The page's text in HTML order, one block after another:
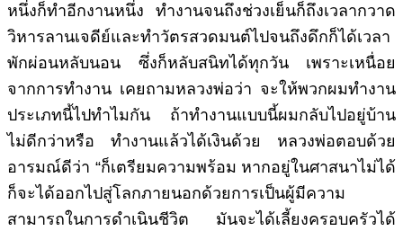
หนึ่งก็ทำอีกงานหนึ่ง ทำงานจนถึงช่วงเย็นก็ถึงเวลากวาด
วิหารลานเจดีย์และทำวัตรสวดมนต์ไปจนถึงดึกก็ได้เวลา
พักผ่อนหลับนอน ซึ่งก็หลับสนิทได้ทุกวัน เพราะเหนื่อย
จากการทำงาน เคยถามหลวงพ่อว่า จะให้พวกผมทำงาน
ประเภทนี้ไปทำไมกัน ถ้าทำงานแบบนี้ผมกลับไปอยู่บ้าน
ไม่ดีกว่าหรือ ทำงานแล้วได้เงินด้วย หลวงพ่อตอบด้วย
อารมณ์ดีว่า “ก็เตรียมความพร้อม หากอยู่ในศาสนาไม่ได้
ก็จะได้ออกไปสู่โลกภายนอกด้วยการเป็นผู้มีความ
สามารถในการดำเนินชีวิต มันจะได้เลี้ยงครอบครัวได้